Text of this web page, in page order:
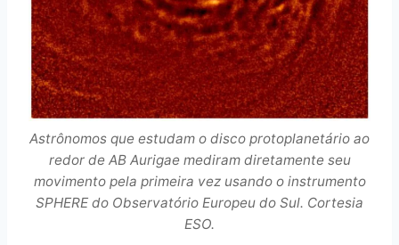
Astrônomos que estudam o disco protoplanetário ao
redor de AB Aurigae mediram diretamente seu
movimento pela primeira vez usando o instrumento
SPHERE do Observatório Europeu do Sul. Cortesia
ESO.